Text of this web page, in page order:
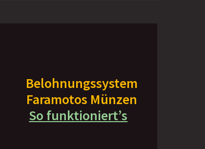
Belohnungssystem
Faramotos Münzen
So funktioniert’s